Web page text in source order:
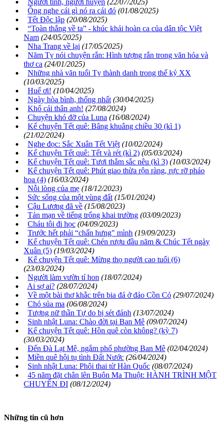
Ông nghe cái gì nó ra cái đó (01/08/2025)
Tết Độc lập (20/08/2025)
“Toàn thắng về ta” - khúc khải hoàn ca của dân tộc Việt
Nam (24/05/2025)
Nha Trang về lại (17/05/2025)
Năm Tỵ nói chuyện rắn: Hình tượng rắn trong văn hóa và
thơ ca (24/01/2025)
Những nhà văn tuổi Tỵ thành danh trong thế kỷ XX
(10/03/2025)
Huế ơi! (10/04/2025)
Ngày hòa bình, thống nhất (30/04/2025)
Khổ cái thân anh! (27/08/2024)
Chuyện khó đỡ của Luna (16/08/2024)
Kể chuyện Tết quê: Bâng khuâng chiều 30 (kì 1)
(21/02/2024)
Nghe đọc: Sắc Xuân Tết Việt (10/02/2024)
Kể chuyện Tết quê: Tết và rét (kì 2) (05/03/2024)
Kể chuyện Tết quê: Tươi thắm sắc nêu (kì 3) (10/03/2024)
Kể chuyện Tết quê: Phút giao thừa rộn ràng, rực rỡ pháo
hoa (4) (16/03/2024)
Nỗi lòng của mẹ (18/12/2023)
Sức sống của một vùng đất (15/01/2024)
Cậu Lương đã về (15/08/2023)
Tản mạn về tiếng trống khai trường (03/09/2023)
Cháu tôi đi học (04/09/2023)
Trước hết phải “chấn hưng" mình (19/09/2023)
Kể chuyện Tết quê: Chén rượu đầu năm & Chúc Tết ngày
Xuân (5) (19/03/2024)
Kể chuyện Tết quê: Mừng thọ người cao tuổi (6)
(23/03/2024)
Người làm vườn tí hon (18/07/2024)
Ai sợ ai? (28/07/2024)
Về một bài thơ khằc trên bia đá ở đảo Cồn Cỏ (29/07/2024)
Chó sủa ma (06/08/2024)
Tượng nữ thần Tự do bị sét đánh (13/07/2024)
Sinh nhật Luna: Chào đời tại Ban Mê (09/07/2024)
Kể chuyện Tết quê: Hồn quê còn không? (kỳ 7)
(30/03/2024)
Đến Đà Lạt Mê, ngắm phố phường Ban Mê (02/04/2024)
Miền quê hội tụ tình Đất Nước (26/04/2024)
Sinh nhật Luna: Phôi thai từ Hàn Quốc (08/07/2024)
45 năm đặt chân lên Buôn Ma Thuột: HÀNH TRÌNH MỘT
CHUYẾN ĐI (08/12/2024)
Những tin cũ hơn